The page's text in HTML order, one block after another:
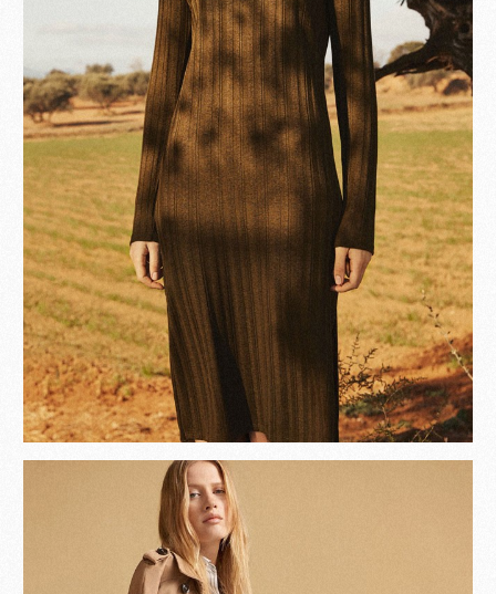
Become